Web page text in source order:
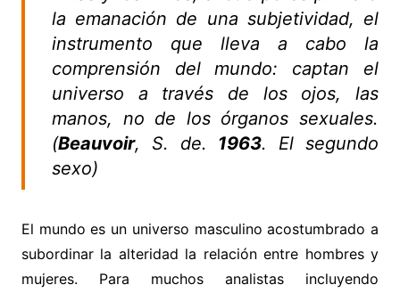
la emanación de una subjetividad, el
instrumento que lleva a cabo la
comprensión del mundo: captan el
universo a través de los ojos, las
manos, no de los órganos sexuales.
(Beauvoir, S. de. 1963. El segundo
sexo)
El mundo es un universo masculino acostumbrado a
subordinar la alteridad la relación entre hombres y
mujeres. Para muchos analistas incluyendo